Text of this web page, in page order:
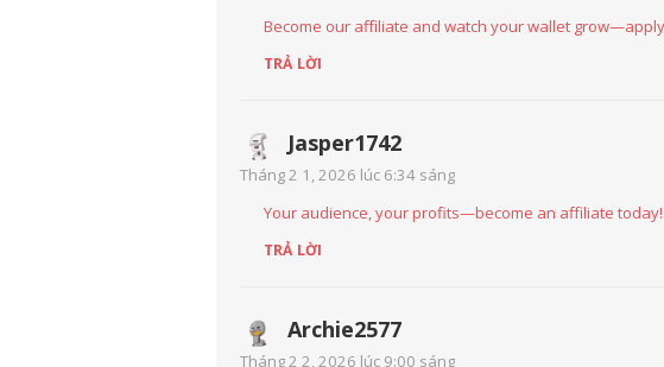
Become our affiliate and watch your wallet
TRẢ LỜI
Jasper1742
Tháng 2 1, 2026 lúc 6:34 sáng
Your audience, your profits—become an affiliate today!
TRẢ LỜI
Archie2577
Tháng 2 2, 2026 lúc 9:00 sáng